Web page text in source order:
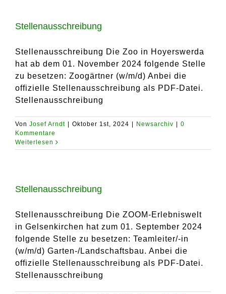
Stellenausschreibung
Stellenausschreibung Die Zoo in Hoyerswerda
hat ab dem 01. November 2024 folgende Stelle
zu besetzen: Zoogärtner (w/m/d) Anbei die
offizielle Stellenausschreibung als PDF-Datei.
Stellenausschreibung
Von Josef Arndt Oktober 1st, 2024 Newsarchiv
0
Kommentare
Weiterlesen
Stellenausschreibung
Stellenausschreibung Die ZOOM-Erlebniswelt
in Gelsenkirchen hat zum 01. September 2024
folgende Stelle zu besetzen: Teamleiter/-in
(w/m/d) Garten-/Landschaftsbau. Anbei die
offizielle Stellenausschreibung als PDF-Datei.
Stellenausschreibung